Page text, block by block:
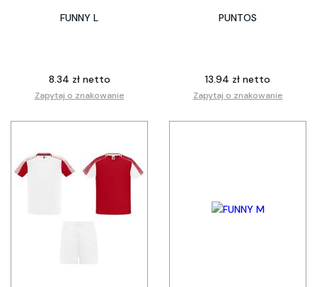
FUNNY L
8.34 zł netto
Zapytaj o znakowanie
PUNTOS
13.94 zł netto
Zapytaj o znakowanie